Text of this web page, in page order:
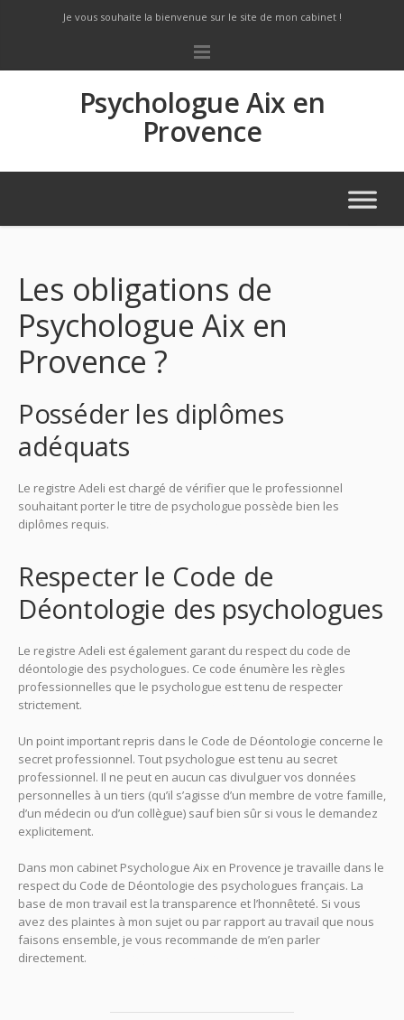
Je vous souhaite la bienvenue sur le site de mon cabinet !
Psychologue Aix en
Provence
Les obligations de
Psychologue Aix en
Provence ?
Posséder les diplômes
adéquats
Le registre Adeli est chargé de vérifier que le professionnel
souhaitant porter le titre de psychologue possède bien les
diplômes requis.
Respecter le Code de
Déontologie des psychologues
Le registre Adeli est également garant du respect du code de
déontologie des psychologues. Ce code énumère les règles
professionnelles que le psychologue est tenu de respecter
strictement.
Un point important repris dans le Code de Déontologie concerne le
secret professionnel. Tout psychologue est tenu au secret
professionnel. Il ne peut en aucun cas divulguer vos données
personnelles à un tiers (qu’il s’agisse d’un membre de votre famille,
d’un médecin ou d’un collègue) sauf bien sûr si vous le demandez
explicitement.
Dans mon cabinet Psychologue Aix en Provence je travaille dans le
respect du Code de Déontologie des psychologues français. La
base de mon travail est la transparence et l’honnêteté. Si vous
avez des plaintes à mon sujet ou par rapport au travail que nous
faisons ensemble, je vous recommande de m’en parler
directement.